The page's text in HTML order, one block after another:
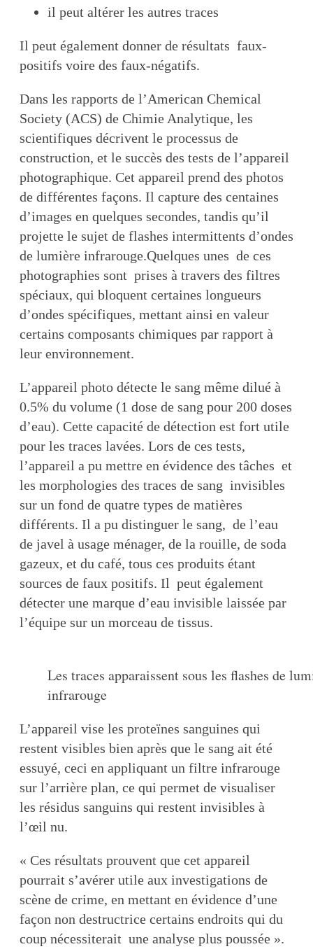
il peut altérer les autres traces
Il peut également donner de résultats faux-
positifs voire des faux-négatifs.
Dans les rapports de l’American Chemical
Society (ACS) de Chimie Analytique, les
scientifiques décrivent le processus de
construction, et le succès des tests de l’appareil
photographique. Cet appareil prend des photos
de différentes façons. Il capture des centaines
d’images en quelques secondes, tandis qu’il
projette le sujet de flashes intermittents d’ondes
de lumière infrarouge.Quelques unes de ces
photographies sont prises à travers des filtres
spéciaux, qui bloquent certaines longueurs
d’ondes spécifiques, mettant ainsi en valeur
certains composants chimiques par rapport à
leur environnement.
L’appareil photo détecte le sang même dilué à
0.5% du volume (1 dose de sang pour 200 doses
d’eau). Cette capacité de détection est fort utile
pour les traces lavées. Lors de ces tests,
l’appareil a pu mettre en évidence des tâches et
les morphologies des traces de sang invisibles
sur un fond de quatre types de matières
différents. Il a pu distinguer le sang, de l’eau
de javel à usage ménager, de la rouille, de soda
gazeux, et du café, tous ces produits étant
sources de faux positifs. Il peut également
détecter une marque d’eau invisible laissée par
l’équipe sur un morceau de tissus.
Les traces apparaissent sous les flashes de
infrarouge
L’appareil vise les proteïnes sanguines qui
restent visibles bien après que le sang ait été
essuyé, ceci en appliquant un filtre infrarouge
sur l’arrière plan, ce qui permet de visualiser
les résidus sanguins qui restent invisibles à
l’œil nu.
« Ces résultats prouvent que cet appareil
pourrait s’avérer utile aux investigations de
scène de crime, en mettant en évidence d’une
façon non destructrice certains endroits qui du
coup nécessiterait une analyse plus poussée ».